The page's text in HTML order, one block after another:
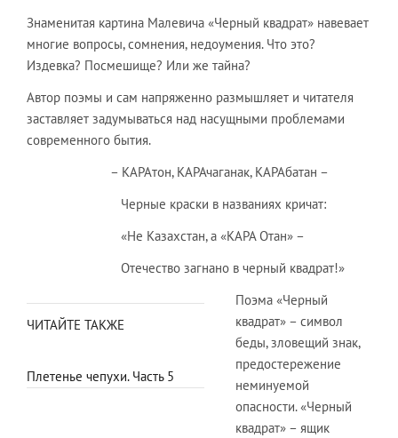
Знаменитая картина Малевича «Черный квадрат» навевает
многие вопросы, сомнения, недоумения. Что это?
Издевка? Посмешище? Или же тайна?
Автор поэмы и сам напряженно размышляет и читателя
заставляет задумываться над насущными проблемами
современного бытия.
– КАРАтон, КАРАчаганак, КАРАбатан –
Черные краски в названиях кричат:
«Не Казахстан, а «КАРА Отан» –
Отечество загнано в черный квадрат!»
ЧИТАЙТЕ ТАКЖЕ
Плетенье чепухи. Часть 5
Поэма «Черный
квадрат» – символ
беды, зловещий знак,
предостережение
неминуемой
опасности. «Черный
квадрат» – ящик